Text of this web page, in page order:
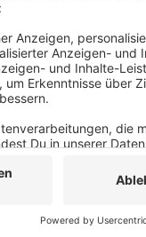
Veröffentlicht:
Anzeige